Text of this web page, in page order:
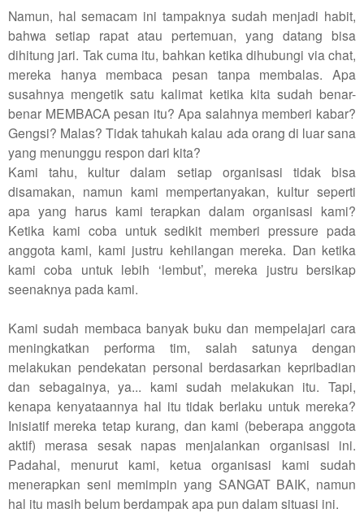
Namun, hal semacam ini tampaknya sudah menjadi habit,
bahwa setiap rapat atau pertemuan, yang datang bisa
dihitung jari. Tak cuma itu, bahkan ketika dihubungi via chat,
mereka hanya membaca pesan tanpa membalas. Apa
susahnya mengetik satu kalimat ketika kita sudah benar-
benar MEMBACA pesan itu? Apa salahnya memberi kabar?
Gengsi? Malas? Tidak tahukah kalau ada orang di luar sana
yang menunggu respon dari kita?
Kami tahu, kultur dalam setiap organisasi tidak bisa
disamakan, namun kami mempertanyakan, kultur seperti
apa yang harus kami terapkan dalam organisasi kami?
Ketika kami coba untuk sedikit memberi pressure pada
anggota kami, kami justru kehilangan mereka. Dan ketika
kami coba untuk lebih ‘lembut’, mereka justru bersikap
seenaknya pada kami.
Kami sudah membaca banyak buku dan mempelajari cara
meningkatkan performa tim, salah satunya dengan
melakukan pendekatan personal berdasarkan kepribadian
dan sebagainya, ya... kami sudah melakukan itu. Tapi,
kenapa kenyataannya hal itu tidak berlaku untuk mereka?
Inisiatif mereka tetap kurang, dan kami (beberapa anggota
aktif) merasa sesak napas menjalankan organisasi ini.
Padahal, menurut kami, ketua organisasi kami sudah
menerapkan seni memimpin yang SANGAT BAIK, namun
hal itu masih belum berdampak apa pun dalam situasi ini.